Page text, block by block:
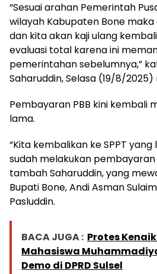
“Sesuai arahan Pemerintah
wilayah Kabupaten Bone
dan kita akan kaji ulang
evaluasi total karena ini
pemerintahan sebelumnya,”
Saharuddin, Selasa (19/8/2025)
Pembayaran PBB kini kembali
lama.
“Kita kembalikan ke SPPT
sudah melakukan pembayaran
tambah Saharuddin, yang
Bupati Bone, Andi Asman
Pasluddin.
BACA JUGA : Protes
Mahasiswa
Demo di DPRD Sulsel